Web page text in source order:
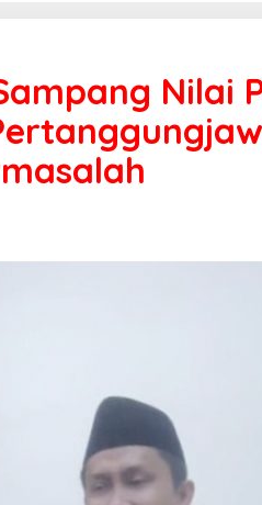
Nilai